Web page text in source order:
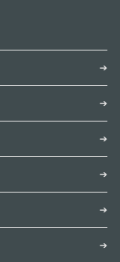
➔
➔
➔
➔
➔
➔